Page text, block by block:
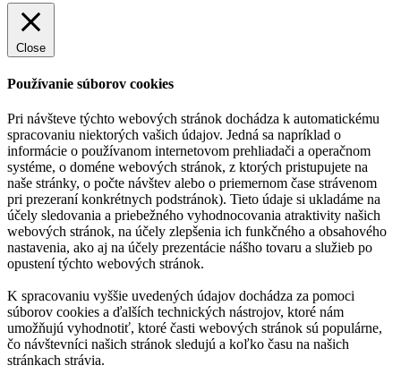
Close
Používanie súborov cookies
Pri návšteve týchto webových stránok dochádza k automatickému
spracovaniu niektorých vašich údajov. Jedná sa napríklad o
informácie o používanom internetovom prehliadači a operačnom
systéme, o doméne webových stránok, z ktorých pristupujete na
naše stránky, o počte návštev alebo o priemernom čase strávenom
pri prezeraní konkrétnych podstránok). Tieto údaje si ukladáme na
účely sledovania a priebežného vyhodnocovania atraktivity našich
webových stránok, na účely zlepšenia ich funkčného a obsahového
nastavenia, ako aj na účely prezentácie nášho tovaru a služieb po
opustení týchto webových stránok.
K spracovaniu vyššie uvedených údajov dochádza za pomoci
súborov cookies a ďalších technických nástrojov, ktoré nám
umožňujú vyhodnotiť, ktoré časti webových stránok sú populárne,
čo návštevníci našich stránok sledujú a koľko času na našich
stránkach strávia.